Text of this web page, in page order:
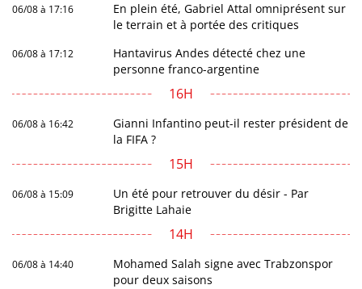
06/08 à 17:16
En plein été, Gabriel Attal omniprésent sur
le terrain et à portée des critiques
06/08 à 17:12
Hantavirus Andes détecté chez une
personne franco-argentine
16H
06/08 à 16:42
Gianni Infantino peut-il rester président de
la FIFA ?
15H
06/08 à 15:09
Un été pour retrouver du désir - Par
Brigitte Lahaie
14H
06/08 à 14:40
Mohamed Salah signe avec Trabzonspor
pour deux saisons